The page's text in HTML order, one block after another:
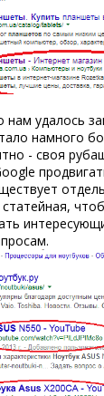
нам удалось
намного
- своя